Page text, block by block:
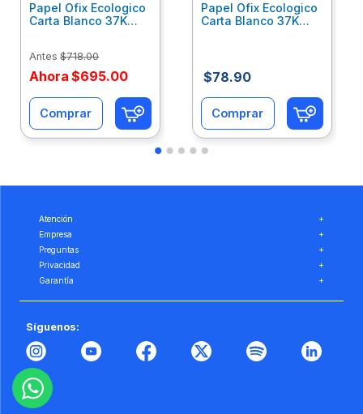
Papel Ofix Ecologico
Carta Blanco 37K
Antes $718.00
Ahora $695.00
Comprar
Papel Ofix Ecologico
Carta Blanco 37K
$78.90
Comprar
Atención
+
Empresa
+
Preguntas
+
Privacidad
+
Garantía
+
Síguenos: